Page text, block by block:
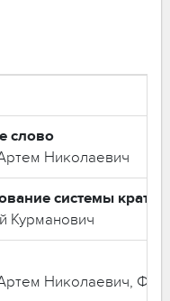
слово
Николаевич
системы
Курманович
Николаевич,